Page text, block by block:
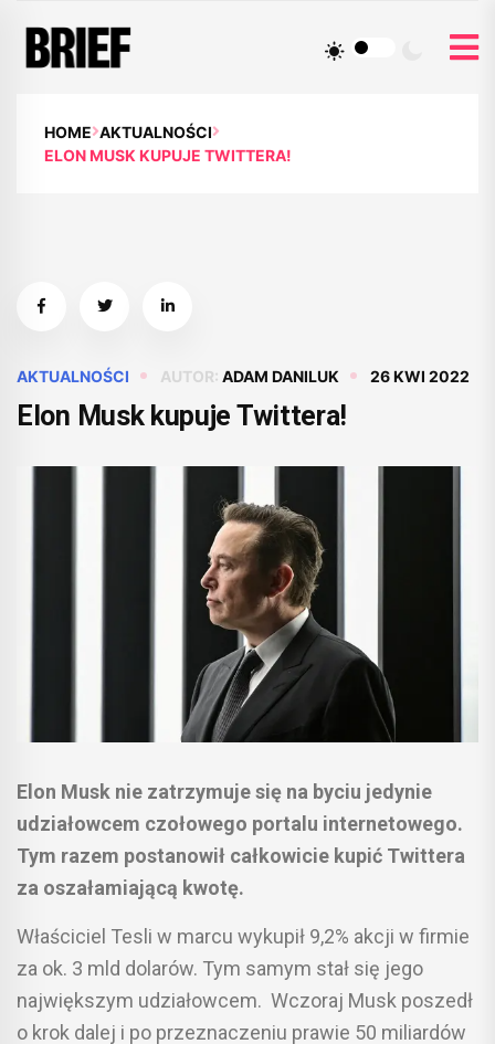
HOME AKTUALNOŚCI
ELON MUSK KUPUJE TWITTERA!
AKTUALNOŚCI AUTOR: ADAM DANILUK 26 KWI 2022
Elon Musk kupuje Twittera!
Elon Musk nie zatrzymuje się na byciu jedynie
udziałowcem czołowego portalu internetowego.
Tym razem postanowił całkowicie kupić Twittera
za oszałamiającą kwotę.
Właściciel Tesli w marcu wykupił 9,2% akcji w firmie
za ok. 3 mld dolarów. Tym samym stał się jego
największym udziałowcem. Wczoraj Musk poszedł
o krok dalej i po przeznaczeniu prawie 50 miliardów